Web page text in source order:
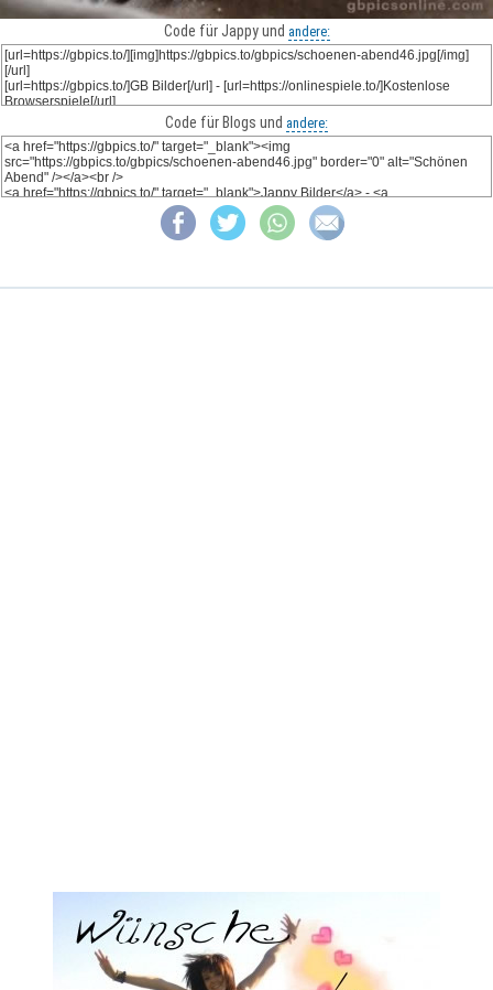
Code für Jappy und andere:
Code für Blogs und andere: